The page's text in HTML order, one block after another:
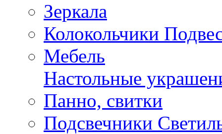
Зеркала
Колокольчики
Мебель
Настольные
Панно, свитки
Подсвечники